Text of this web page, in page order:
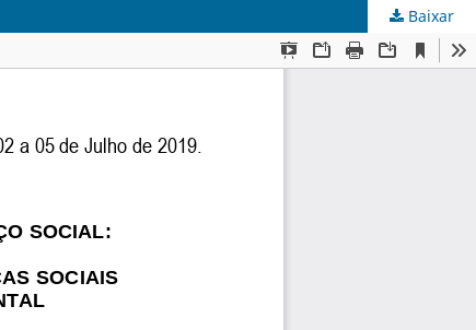
Baixar